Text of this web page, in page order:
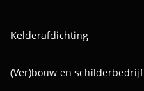
Kelderafdichting
(Ver)bouw en schilderbedrijf